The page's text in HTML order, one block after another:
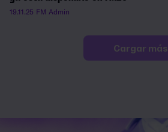
19.11.25 FM Admin
Cargar más